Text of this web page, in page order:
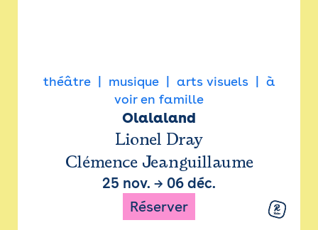
théâtre musique arts visuels
à
voir en famille
Olalaland
Lionel Dray
Clémence Jeanguillaume
25 nov. → 06 déc.
Réserver